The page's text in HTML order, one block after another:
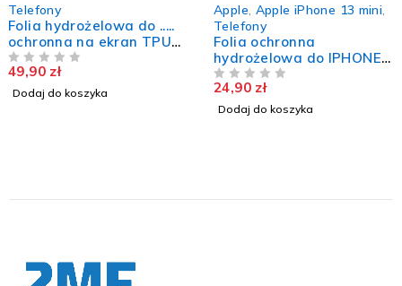
Telefony
Folia hydrożelowa do .....
ochronna na ekran TPU
szkło 2 sztuki
49,90 zł
Dodaj do koszyka
Apple Apple iPhone 13 mini
Telefony
Folia ochronna
hydrożelowa do IPHONE
13 MINI wytrzymała szkło
nie pęka TPU
24,90 zł
Dodaj do koszyka